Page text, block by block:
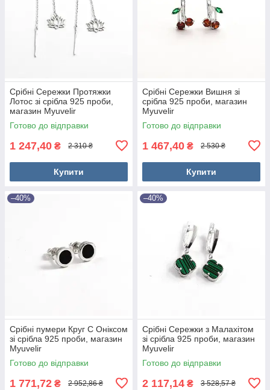
Срібні Сережки Протяжки
Лотос зі срібла 925 проби,
магазин Myuvelir
Готово до відправки
1 247,40 ₴ 2 310 ₴
Купити
Срібні Сережки Вишня зі
срібла 925 проби, магазин
Myuvelir
Готово до відправки
1 467,40 ₴ 2 530 ₴
Купити
–40%
Срібні пумери Круг С Оніксом
зі срібла 925 проби, магазин
Myuvelir
Готово до відправки
1 771,72 ₴ 2 952,86 ₴
–40%
Срібні Сережки з Малахітом
зі срібла 925 проби, магазин
Myuvelir
Готово до відправки
2 117,14 ₴ 3 528,57 ₴